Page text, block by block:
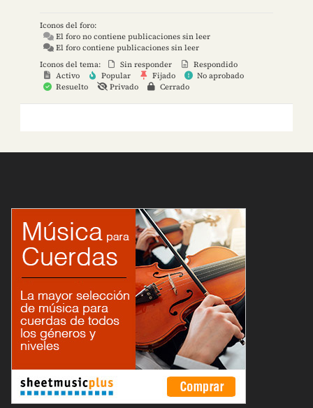
Iconos del foro:
El foro no contiene publicaciones sin leer
El foro contiene publicaciones sin leer
Iconos del tema:
Sin responder
Respondido
Activo
Popular Fijado
No aprobado
Resuelto
Privado Cerrado